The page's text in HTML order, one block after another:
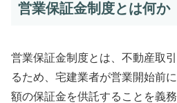
営業保証金制度とは何か
営業保証金制度とは、不動産取
るため、宅建業者が営業開始前
額の保証金を供託することを義